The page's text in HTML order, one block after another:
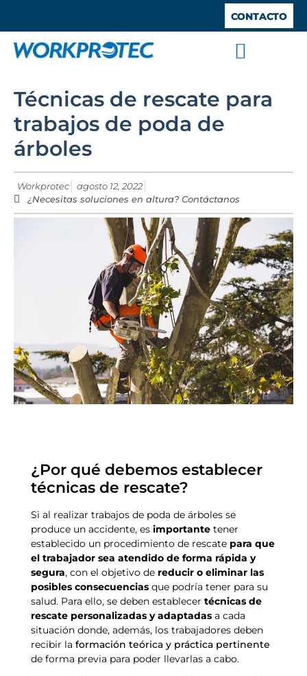
CONTACTO
Técnicas de rescate para
trabajos de poda de
árboles
Workprotec
agosto 12, 2022
¿Necesitas soluciones en altura? Contáctanos
¿Por qué debemos establecer
técnicas de rescate?
Si al realizar trabajos de poda de árboles se
produce un accidente, es importante tener
establecido un procedimiento de rescate para que
el trabajador sea atendido de forma rápida y
segura, con el objetivo de reducir o eliminar las
posibles consecuencias que podría tener para su
salud. Para ello, se deben establecer técnicas de
rescate personalizadas y adaptadas a cada
situación donde, además, los trabajadores deben
recibir la formación teórica y práctica pertinente
de forma previa para poder llevarlas a cabo.